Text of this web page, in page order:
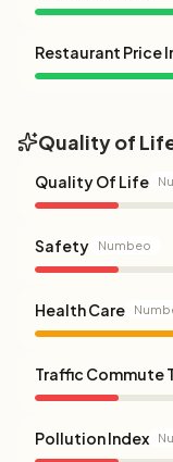
Restaurant Price
Quality of
Quality Of Life
Safety Numbeo
Health Care
Traffic Commute
Pollution Index